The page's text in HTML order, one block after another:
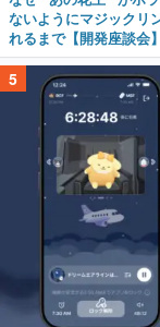
ないようにマジックリ
れるまで【開発座談会】
5